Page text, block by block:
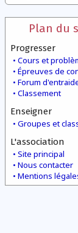
Plan du
Progresser
Cours et
Épreuves de
Forum
Classement
Enseigner
Groupes et
L'association
Site principal
Nous contacter
Mentions